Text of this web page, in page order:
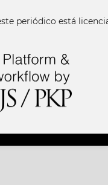
periódico está